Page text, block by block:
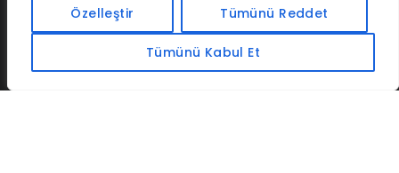
Özelleştir Tümünü Reddet
Tümünü Kabul Et
İLETIŞIM BAF CADSOFTUSA MAXIMUMPCGUIDES